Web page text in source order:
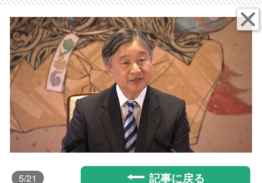
5/21 記事に戻る